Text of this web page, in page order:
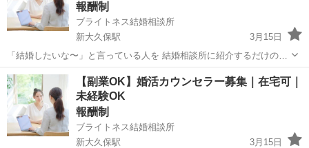
報酬制
ブライトネス結婚相談所
新大久保駅
3月15日
「結婚したいな〜」と言っている人を 結婚相談所に紹介するだけのお
仕事です。 営業や説明、面談などは すべて相談所が対応するので 紹
介するだけでOKです。 副業としてやっている人も多く ノルマなども
ありません。 【仕事内...
東京 新宿区 新大久保駅 その他
【副業OK】婚活カウンセラー募集｜在宅可｜
未経験OK
報酬制
ブライトネス結婚相談所
新大久保駅
3月15日